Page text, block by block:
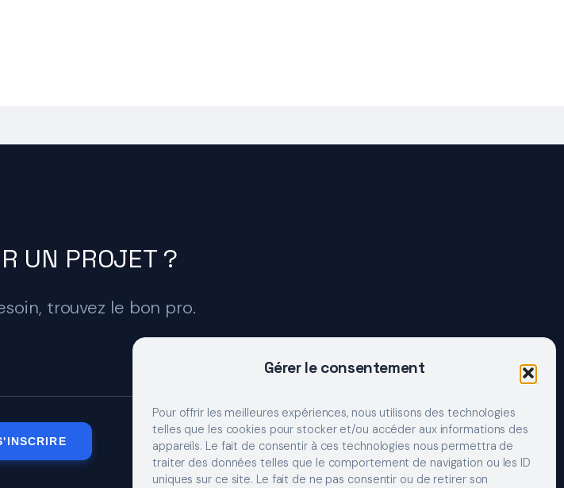
Gérer le consentement
Pour offrir les meilleures expériences, nous utilisons des technologies
telles que les cookies pour stocker et/ou accéder aux informations des
appareils. Le fait de consentir à ces technologies nous permettra de
traiter des données telles que le comportement de navigation ou les ID
uniques sur ce site. Le fait de ne pas consentir ou de retirer son
UN PROJET ?
trouvez le bon pro.